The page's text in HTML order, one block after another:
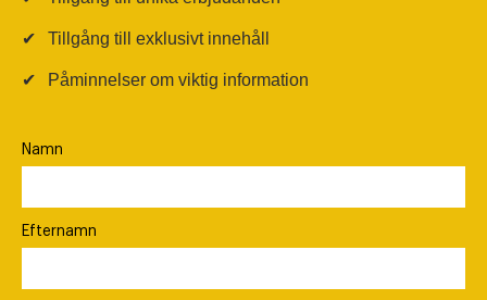
✔ Tillgång till exklusivt innehåll
✔ Påminnelser om viktig information
Namn
Efternamn